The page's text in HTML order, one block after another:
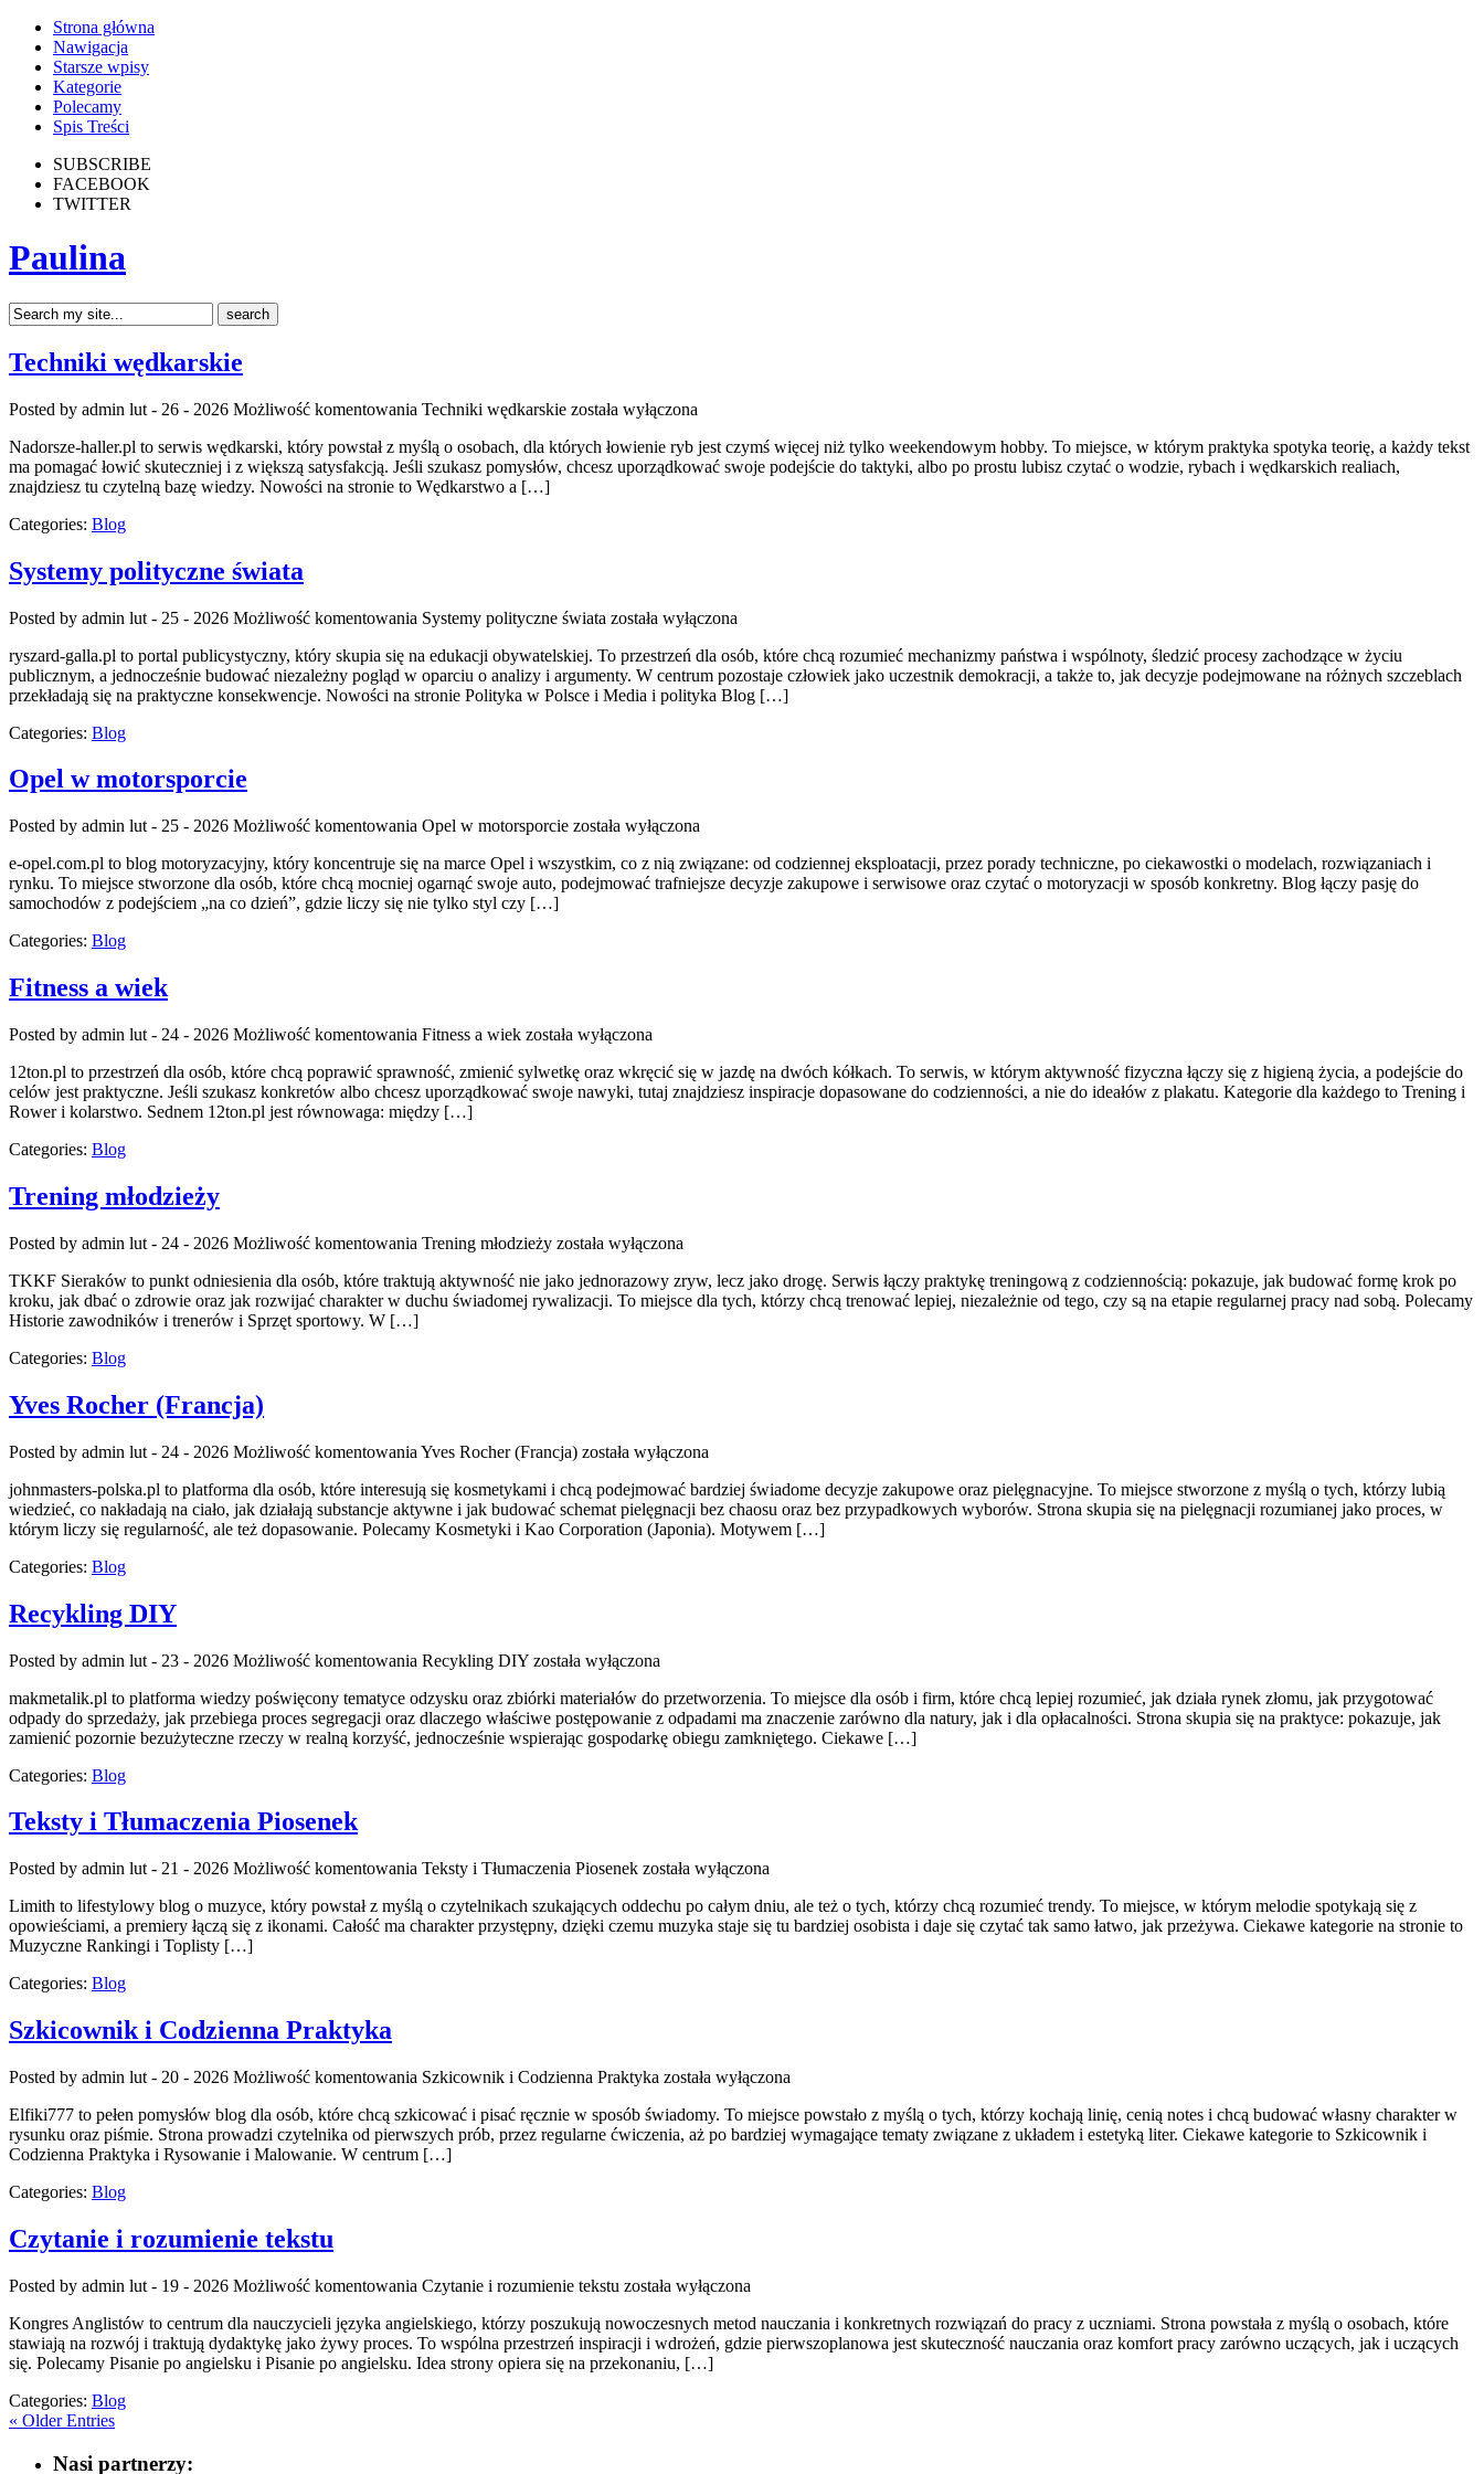
Strona główna
Nawigacja
Starsze wpisy
Kategorie
Polecamy
Spis Treści
SUBSCRIBE
FACEBOOK
TWITTER
Paulina
Techniki wędkarskie
Posted by admin lut - 26 - 2026 Możliwość komentowania Techniki wędkarskie została wyłączona
Nadorsze-haller.pl to serwis wędkarski, który powstał z myślą o osobach, dla których łowienie ryb jest czymś więcej niż tylko weekendowym hobby. To miejsce, w którym praktyka spotyka teorię, a każdy tekst
ma pomagać łowić skuteczniej i z większą satysfakcją. Jeśli szukasz pomysłów, chcesz uporządkować swoje podejście do taktyki, albo po prostu lubisz czytać o wodzie, rybach i wędkarskich realiach,
znajdziesz tu czytelną bazę wiedzy. Nowości na stronie to Wędkarstwo a […]
Categories: Blog
Systemy polityczne świata
Posted by admin lut - 25 - 2026 Możliwość komentowania Systemy polityczne świata została wyłączona
ryszard-galla.pl to portal publicystyczny, który skupia się na edukacji obywatelskiej. To przestrzeń dla osób, które chcą rozumieć mechanizmy państwa i wspólnoty, śledzić procesy zachodzące w życiu
publicznym, a jednocześnie budować niezależny pogląd w oparciu o analizy i argumenty. W centrum pozostaje człowiek jako uczestnik demokracji, a także to, jak decyzje podejmowane na różnych szczeblach
przekładają się na praktyczne konsekwencje. Nowości na stronie Polityka w Polsce i Media i polityka Blog […]
Categories: Blog
Opel w motorsporcie
Posted by admin lut - 25 - 2026 Możliwość komentowania Opel w motorsporcie została wyłączona
e-opel.com.pl to blog motoryzacyjny, który koncentruje się na marce Opel i wszystkim, co z nią związane: od codziennej eksploatacji, przez porady techniczne, po ciekawostki o modelach, rozwiązaniach i
rynku. To miejsce stworzone dla osób, które chcą mocniej ogarnąć swoje auto, podejmować trafniejsze decyzje zakupowe i serwisowe oraz czytać o motoryzacji w sposób konkretny. Blog łączy pasję do
samochodów z podejściem „na co dzień”, gdzie liczy się nie tylko styl czy […]
Categories: Blog
Fitness a wiek
Posted by admin lut - 24 - 2026 Możliwość komentowania Fitness a wiek została wyłączona
12ton.pl to przestrzeń dla osób, które chcą poprawić sprawność, zmienić sylwetkę oraz wkręcić się w jazdę na dwóch kółkach. To serwis, w którym aktywność fizyczna łączy się z higieną życia, a podejście do
celów jest praktyczne. Jeśli szukasz konkretów albo chcesz uporządkować swoje nawyki, tutaj znajdziesz inspiracje dopasowane do codzienności, a nie do ideałów z plakatu. Kategorie dla każdego to Trening i
Rower i kolarstwo. Sednem 12ton.pl jest równowaga: między […]
Categories: Blog
Trening młodzieży
Posted by admin lut - 24 - 2026 Możliwość komentowania Trening młodzieży została wyłączona
TKKF Sieraków to punkt odniesienia dla osób, które traktują aktywność nie jako jednorazowy zryw, lecz jako drogę. Serwis łączy praktykę treningową z codziennością: pokazuje, jak budować formę krok po
kroku, jak dbać o zdrowie oraz jak rozwijać charakter w duchu świadomej rywalizacji. To miejsce dla tych, którzy chcą trenować lepiej, niezależnie od tego, czy są na etapie regularnej pracy nad sobą. Polecamy
Historie zawodników i trenerów i Sprzęt sportowy. W […]
Categories: Blog
Yves Rocher (Francja)
Posted by admin lut - 24 - 2026 Możliwość komentowania Yves Rocher (Francja) została wyłączona
johnmasters-polska.pl to platforma dla osób, które interesują się kosmetykami i chcą podejmować bardziej świadome decyzje zakupowe oraz pielęgnacyjne. To miejsce stworzone z myślą o tych, którzy lubią
wiedzieć, co nakładają na ciało, jak działają substancje aktywne i jak budować schemat pielęgnacji bez chaosu oraz bez przypadkowych wyborów. Strona skupia się na pielęgnacji rozumianej jako proces, w
którym liczy się regularność, ale też dopasowanie. Polecamy Kosmetyki i Kao Corporation (Japonia). Motywem […]
Categories: Blog
Recykling DIY
Posted by admin lut - 23 - 2026 Możliwość komentowania Recykling DIY została wyłączona
makmetalik.pl to platforma wiedzy poświęcony tematyce odzysku oraz zbiórki materiałów do przetworzenia. To miejsce dla osób i firm, które chcą lepiej rozumieć, jak działa rynek złomu, jak przygotować
odpady do sprzedaży, jak przebiega proces segregacji oraz dlaczego właściwe postępowanie z odpadami ma znaczenie zarówno dla natury, jak i dla opłacalności. Strona skupia się na praktyce: pokazuje, jak
zamienić pozornie bezużyteczne rzeczy w realną korzyść, jednocześnie wspierając gospodarkę obiegu zamkniętego. Ciekawe […]
Categories: Blog
Teksty i Tłumaczenia Piosenek
Posted by admin lut - 21 - 2026 Możliwość komentowania Teksty i Tłumaczenia Piosenek została wyłączona
Limith to lifestylowy blog o muzyce, który powstał z myślą o czytelnikach szukających oddechu po całym dniu, ale też o tych, którzy chcą rozumieć trendy. To miejsce, w którym melodie spotykają się z
opowieściami, a premiery łączą się z ikonami. Całość ma charakter przystępny, dzięki czemu muzyka staje się tu bardziej osobista i daje się czytać tak samo łatwo, jak przeżywa. Ciekawe kategorie na stronie to
Muzyczne Rankingi i Toplisty […]
Categories: Blog
Szkicownik i Codzienna Praktyka
Posted by admin lut - 20 - 2026 Możliwość komentowania Szkicownik i Codzienna Praktyka została wyłączona
Elfiki777 to pełen pomysłów blog dla osób, które chcą szkicować i pisać ręcznie w sposób świadomy. To miejsce powstało z myślą o tych, którzy kochają linię, cenią notes i chcą budować własny charakter w
rysunku oraz piśmie. Strona prowadzi czytelnika od pierwszych prób, przez regularne ćwiczenia, aż po bardziej wymagające tematy związane z układem i estetyką liter. Ciekawe kategorie to Szkicownik i
Codzienna Praktyka i Rysowanie i Malowanie. W centrum […]
Categories: Blog
Czytanie i rozumienie tekstu
Posted by admin lut - 19 - 2026 Możliwość komentowania Czytanie i rozumienie tekstu została wyłączona
Kongres Anglistów to centrum dla nauczycieli języka angielskiego, którzy poszukują nowoczesnych metod nauczania i konkretnych rozwiązań do pracy z uczniami. Strona powstała z myślą o osobach, które
stawiają na rozwój i traktują dydaktykę jako żywy proces. To wspólna przestrzeń inspiracji i wdrożeń, gdzie pierwszoplanowa jest skuteczność nauczania oraz komfort pracy zarówno uczących, jak i uczących
się. Polecamy Pisanie po angielsku i Pisanie po angielsku. Idea strony opiera się na przekonaniu, […]
Categories: Blog
« Older Entries
Nasi partnerzy: